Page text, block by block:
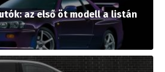
az első öt modell a listán